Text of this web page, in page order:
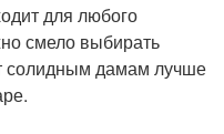
для любого
смело выбирать
солидным дамам лучше